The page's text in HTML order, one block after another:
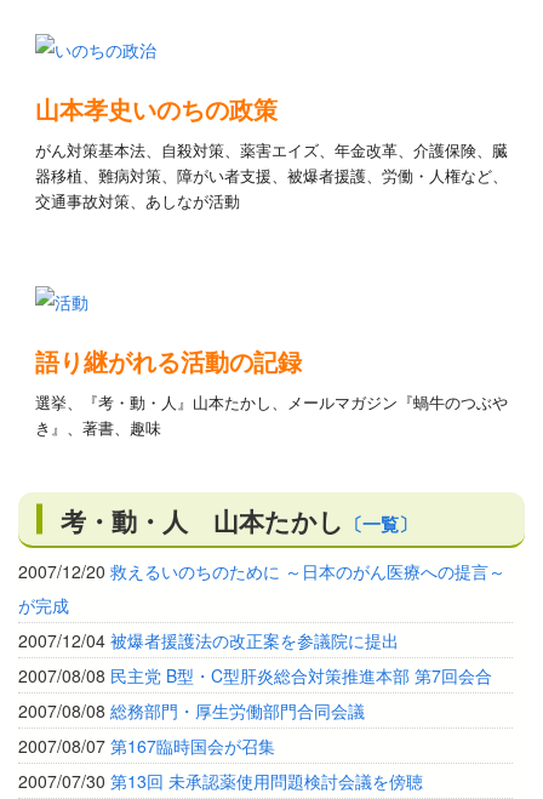
山本孝史いのちの政策
がん対策基本法、自殺対策、薬害エイズ、年金改革、介護保険、臓
器移植、難病対策、障がい者支援、被爆者援護、労働・人権など、
交通事故対策、あしなが活動
語り継がれる活動の記録
選挙、『考・動・人』山本たかし、メールマガジン『蝸牛のつぶや
き』、著書、趣味
考・動・人 山本たかし 〔一覧〕
2007/12/20 救えるいのちのために ～日本のがん医療への提言～
が完成
2007/12/04 被爆者援護法の改正案を参議院に提出
2007/08/08 民主党 B型・C型肝炎総合対策推進本部 第7回会合
2007/08/08 総務部門・厚生労働部門合同会議
2007/08/07 第167臨時国会が召集
2007/07/30 第13回 未承認薬使用問題検討会議を傍聴